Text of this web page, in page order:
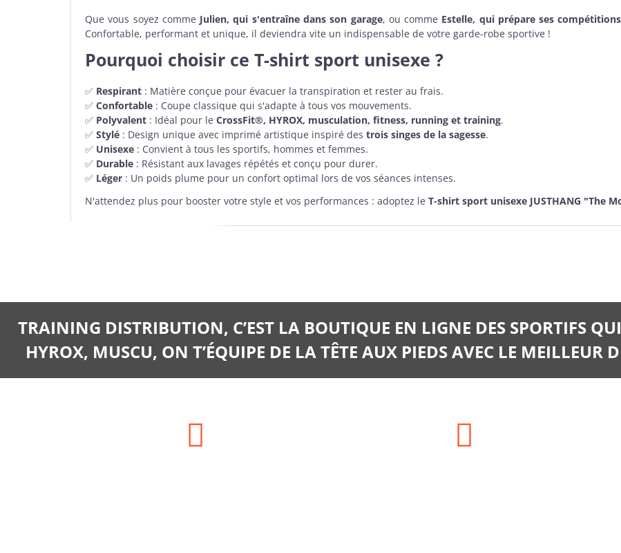
Que vous soyez comme Julien, qui s'entraîne dans son garage, ou comme Estelle, qui prépare ses compétitions
Confortable, performant et unique, il deviendra vite un indispensable de votre garde-robe sportive !
Pourquoi choisir ce T-shirt sport unisexe ?
✅ Respirant : Matière conçue pour évacuer la transpiration et rester au frais.
✅ Confortable : Coupe classique qui s'adapte à tous vos mouvements.
✅ Polyvalent : Idéal pour le CrossFit®, HYROX, musculation, fitness, running et training.
✅ Stylé : Design unique avec imprimé artistique inspiré des trois singes de la sagesse.
✅ Unisexe : Convient à tous les sportifs, hommes et femmes.
✅ Durable : Résistant aux lavages répétés et conçu pour durer.
✅ Léger : Un poids plume pour un confort optimal lors de vos séances intenses.
N'attendez plus pour booster votre style et vos performances : adoptez le T-shirt sport unisexe JUSTHANG "The
TRAINING DISTRIBUTION, C’EST LA BOUTIQUE EN LIGNE DES SPORTIFS
HYROX, MUSCU, ON T’ÉQUIPE DE LA TÊTE AUX PIEDS AVEC LE MEILLEUR